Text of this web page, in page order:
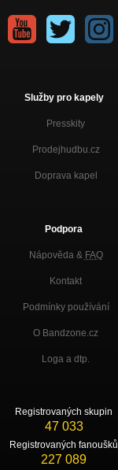
Služby pro kapely
Presskity
Prodejhudbu.cz
Doprava kapel
Podpora
Nápověda & FAQ
Kontakt
Podmínky používání
O Bandzone.cz
Loga a dtp.
Registrovaných skupin
47 033
Registrovaných fanoušků
227 089